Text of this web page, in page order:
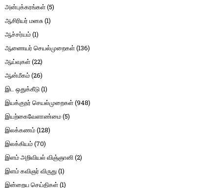
அன்புக்கரங்கள்(5)
ஆசிரியர் மனசு(1)
ஆச்சர்யம்(1)
ஆணையர் செயல்முறைகள்(136)
ஆய்வுகள்(22)
ஆன்மீகம்(26)
இட ஒதுக்கீடு(1)
இயக்குநர் செயல்முறைகள்(948)
இயற்கைவேளாண்மை(5)
இலக்கணம்(128)
இலக்கியம்(70)
இளம் அறிவியல் விஞ்ஞானி(2)
இளம் கவிஞர் விருது(1)
இன்றைய செய்திகள்(1)